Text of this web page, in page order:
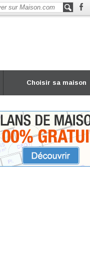
Choisir sa maison